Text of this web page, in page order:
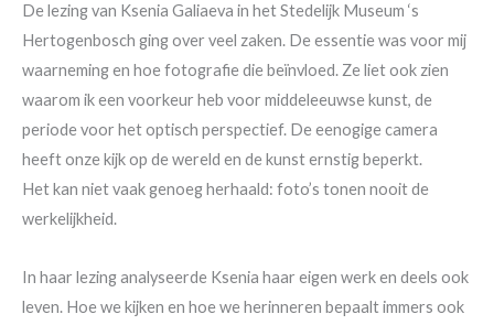
De lezing van Ksenia Galiaeva in het Stedelijk Museum ‘s
Hertogenbosch ging over veel zaken. De essentie was voor mij
waarneming en hoe fotografie die beïnvloed. Ze liet ook zien
waarom ik een voorkeur heb voor middeleeuwse kunst, de
periode voor het optisch perspectief. De eenogige camera
heeft onze kijk op de wereld en de kunst ernstig beperkt.
Het kan niet vaak genoeg herhaald: foto’s tonen nooit de
werkelijkheid.
In haar lezing analyseerde Ksenia haar eigen werk en deels ook
leven. Hoe we kijken en hoe we herinneren bepaalt immers ook